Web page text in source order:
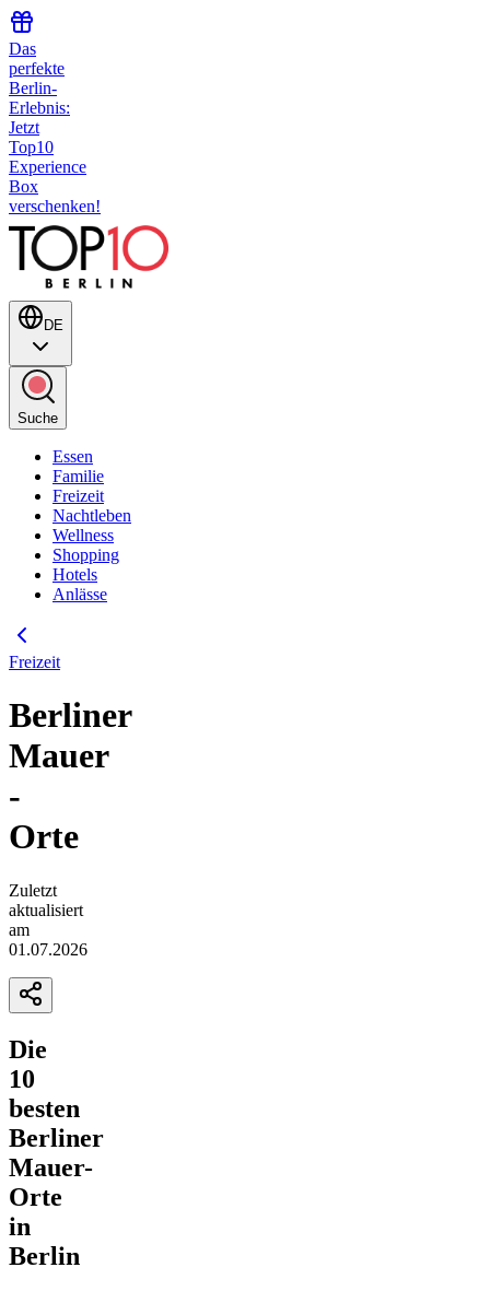
Das
perfekte
Berlin-
Erlebnis:
Jetzt
Top10
Experience
Box
verschenken!
DE
Suche
Essen
Familie
Freizeit
Nachtleben
Wellness
Shopping
Hotels
Anlässe
Freizeit
Berliner
Mauer
-
Orte
Zuletzt
aktualisiert
am
01.07.2026
Die
10
besten
Berliner
Mauer-
Orte
in
Berlin